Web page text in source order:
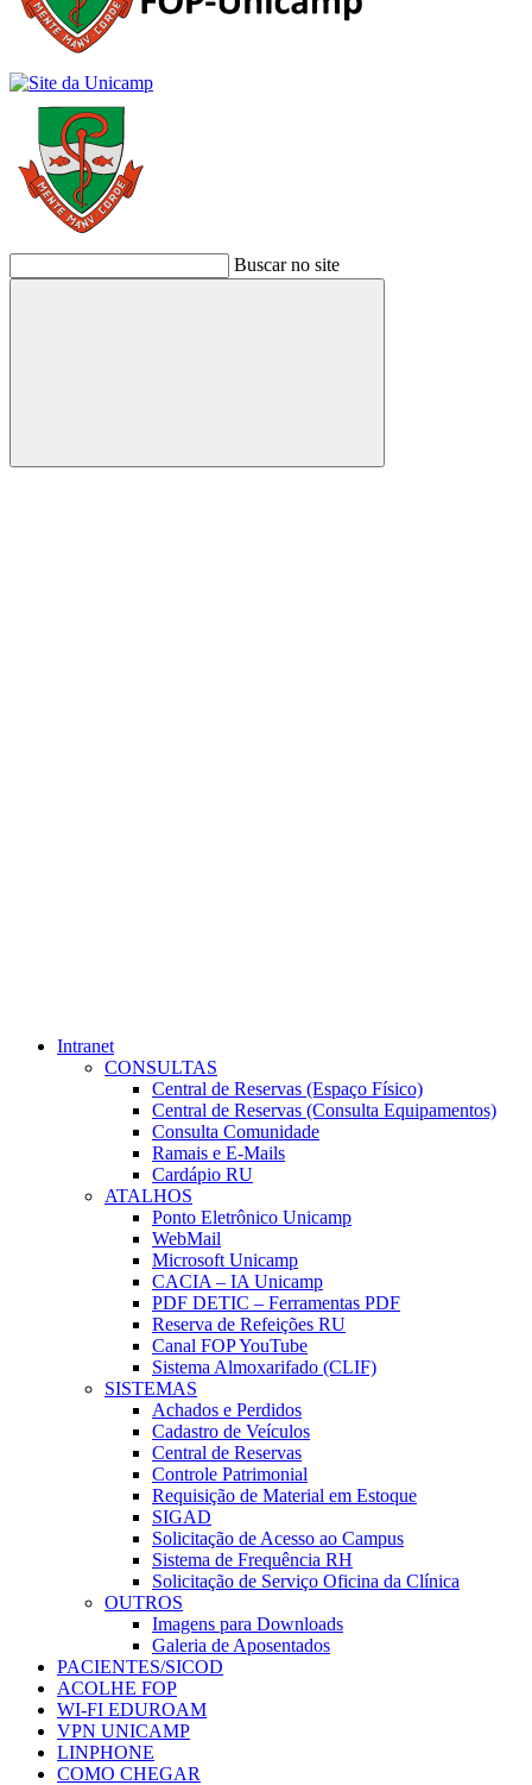
Buscar no site
Buscar
Intranet
CONSULTAS
Central de Reservas (Espaço Físico)
Central de Reservas (Consulta Equipamentos)
Consulta Comunidade
Ramais e E-Mails
Cardápio RU
ATALHOS
Ponto Eletrônico Unicamp
WebMail
Microsoft Unicamp
CACIA – IA Unicamp
PDF DETIC – Ferramentas PDF
Reserva de Refeições RU
Canal FOP YouTube
Sistema Almoxarifado (CLIF)
SISTEMAS
Achados e Perdidos
Cadastro de Veículos
Central de Reservas
Controle Patrimonial
Requisição de Material em Estoque
SIGAD
Solicitação de Acesso ao Campus
Sistema de Frequência RH
Solicitação de Serviço Oficina da Clínica
OUTROS
Imagens para Downloads
Galeria de Aposentados
PACIENTES/SICOD
ACOLHE FOP
WI-FI EDUROAM
VPN UNICAMP
LINPHONE
COMO CHEGAR